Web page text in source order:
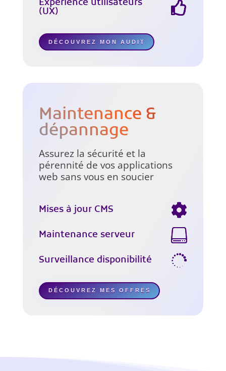
Expérience utilisateurs
(UX)
DÉCOUVREZ MON AUDIT
Maintenance &
dépannage
Assurez la sécurité et la
pérennité de vos applications
web sans vous en soucier
Mises à jour CMS
Maintenance serveur
Surveillance disponibilité
DÉCOUVREZ MES OFFRES